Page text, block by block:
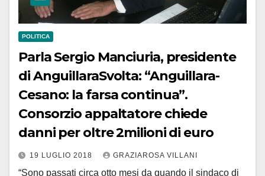
POLITICA
Parla Sergio Manciuria, presidente
di AnguillaraSvolta: “Anguillara-
Cesano: la farsa continua”.
Consorzio appaltatore chiede
danni per oltre 2milioni di euro
19 LUGLIO 2018 GRAZIAROSA VILLANI
“Sono passati circa otto mesi da quando il sindaco di